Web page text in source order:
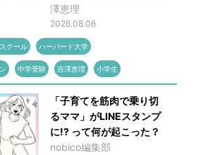
澤恵理
2026.08.06
クール ハーバード大学
中学受験 吉澤恵理 小学生
「子育てを筋肉で乗り切
るママ」がLINEスタンプ
に!? って何が起こった？
nobico編集部